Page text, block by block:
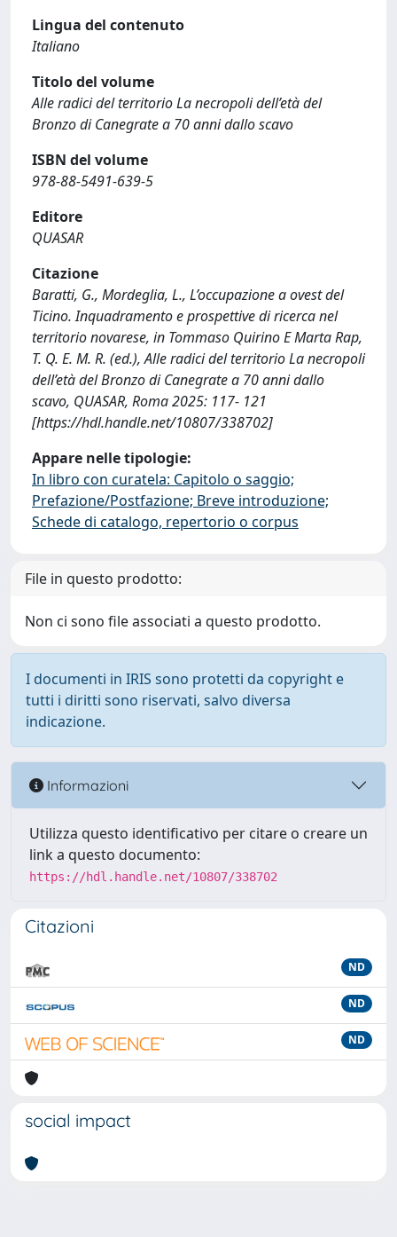
Lingua del contenuto
Italiano
Titolo del volume
Alle radici del territorio La necropoli dell’età del
Bronzo di Canegrate a 70 anni dallo scavo
ISBN del volume
978-88-5491-639-5
Editore
QUASAR
Citazione
Baratti, G., Mordeglia, L., L’occupazione a ovest del
Ticino. Inquadramento e prospettive di ricerca nel
territorio novarese, in Tommaso Quirino E Marta Rap,
T. Q. E. M. R. (ed.), Alle radici del territorio La necropoli
dell’età del Bronzo di Canegrate a 70 anni dallo
scavo, QUASAR, Roma 2025: 117- 121
[https://hdl.handle.net/10807/338702]
Appare nelle tipologie:
In libro con curatela: Capitolo o saggio;
Prefazione/Postfazione; Breve introduzione;
Schede di catalogo, repertorio o corpus
File in questo prodotto:
Non ci sono file associati a questo prodotto.
I documenti in IRIS sono protetti da copyright e
tutti i diritti sono riservati, salvo diversa
indicazione.
Informazioni
Utilizza questo identificativo per citare o creare un
link a questo documento:
https://hdl.handle.net/10807/338702
Citazioni
ND
ND
ND
social impact